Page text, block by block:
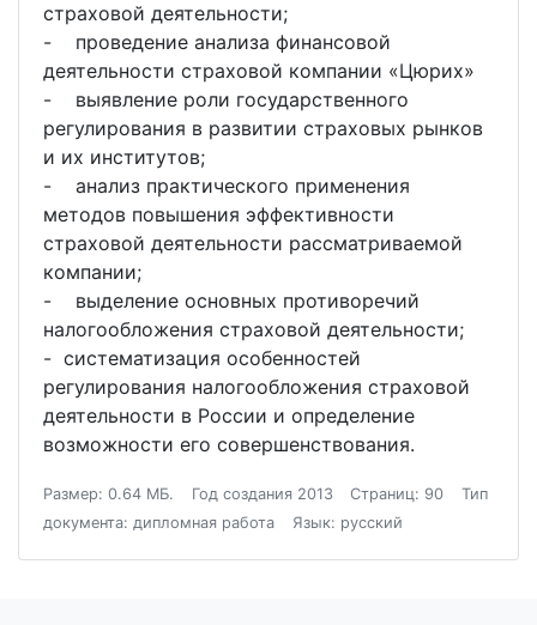
страховой деятельности;
- проведение анализа финансовой
деятельности страховой компании «Цюрих»
- выявление роли государственного
регулирования в развитии страховых рынков
и их институтов;
- анализ практического применения
методов повышения эффективности
страховой деятельности рассматриваемой
компании;
- выделение основных противоречий
налогообложения страховой деятельности;
- систематизация особенностей
регулирования налогообложения страховой
деятельности в России и определение
возможности его совершенствования.
Размер: 0.64 МБ. Год создания 2013 Страниц: 90
Тип
документа: дипломная работа
Язык: русский